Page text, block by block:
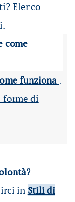
Elenco
funziona .
forme di
in Stili di